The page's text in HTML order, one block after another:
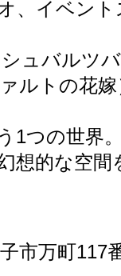
、イベン
ュバルツ
ルトの花
1つの世界
想的な空間
市万町117